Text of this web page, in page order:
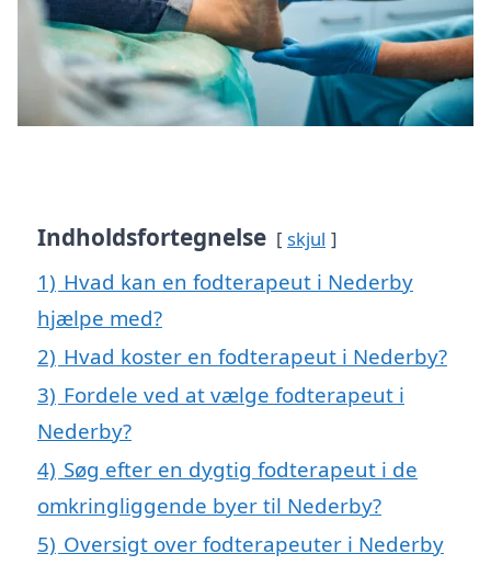
Indholdsfortegnelse skjul
1) Hvad kan en fodterapeut i Nederby
hjælpe med?
2) Hvad koster en fodterapeut i Nederby?
3) Fordele ved at vælge fodterapeut i
Nederby?
4) Søg efter en dygtig fodterapeut i de
omkringliggende byer til Nederby?
5) Oversigt over fodterapeuter i Nederby